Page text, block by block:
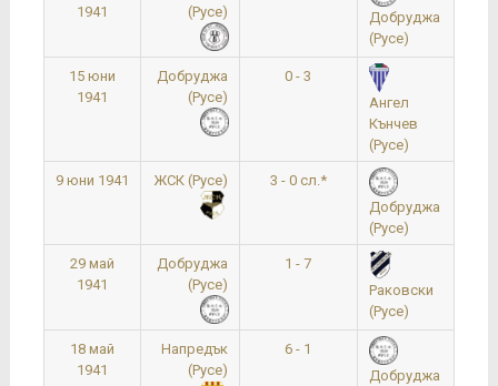
1941
(Русе)
Добруджа
(Русе)
15 юни
1941
Добруджа
(Русе)
0 - 3
Ангел
Кънчев
(Русе)
9 юни 1941 ЖСК (Русе)
3 - 0 сл.*
Добруджа
(Русе)
29 май
1941
Добруджа
(Русе)
1 - 7
Раковски
(Русе)
18 май
1941
Напредък
(Русе)
6 - 1
Добруджа